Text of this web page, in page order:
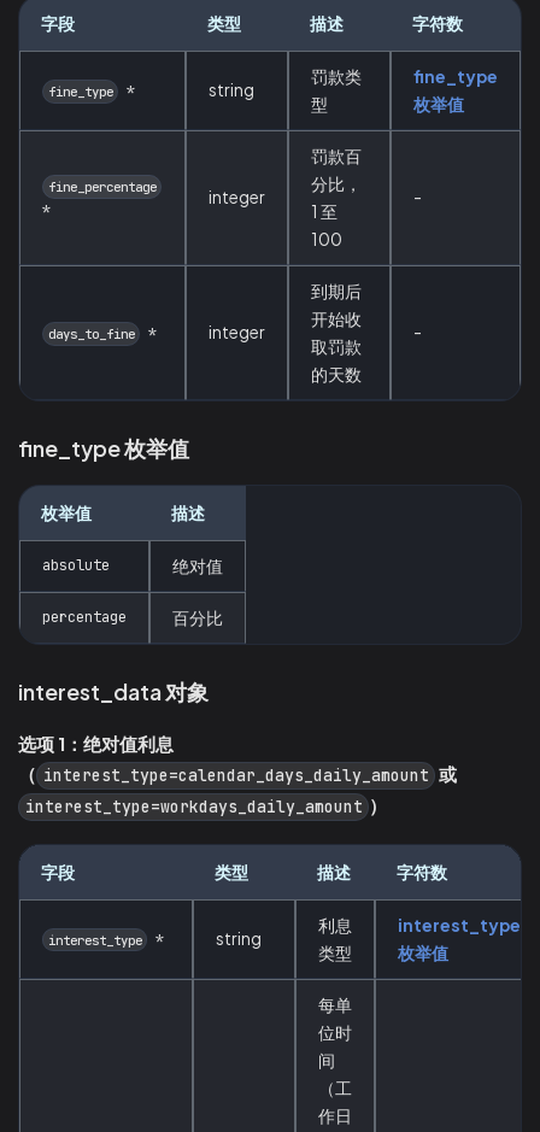
字段 类型 描述 字符数
fine_type * string
罚款类
型
fine_type
枚举值
fine_percentage
*
integer
罚款百
分比，
1 至
100
-
days_to_fine * integer
到期后
开始收
取罚款
的天数
-
fine_type 枚举值
枚举值 描述
absolute 绝对值
percentage 百分比
interest_data 对象
选项 1：绝对值利息
（ interest_type=calendar_days_daily_amount 或
interest_type=workdays_daily_amount ）
字段 类型 描述 字符数
interest_type * string
利息
类型
interest_type
枚举值
每单
位时
间
（工
作日